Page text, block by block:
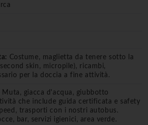
Costume, maglietta da tenere sotto la
skin, micropile), ricambi,
per la doccia a fine attività.
Muta, giacca d'acqua, giubbotto
che include guida certificata e safety
trasporti con i nostri autobus.
bar, servizi igienici, area verde.